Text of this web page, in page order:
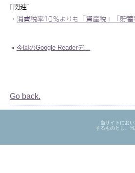
[関連]
・ 消費税率10％よりも「資産税」「
« 今回のGoogle Readerデ…
Go back.
当サイトにおい
するものとし、